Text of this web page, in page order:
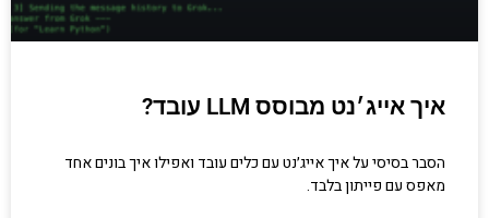
איך אייג׳נט מבוסס LLM עובד?
הסבר בסיסי על איך אייג׳נט עם כלים עובד ואפילו איך בונים אחד
מאפס עם פייתון בלבד.